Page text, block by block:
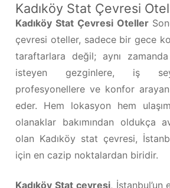
Kadıköy Stat Çevresi
Kadıköy Stat Çevresi Oteller
çevresi oteller, sadece bir gece
taraftarlara değil; aynı
isteyen gezginlere, iş
profesyonellere ve konfor
eder. Hem lokasyon hem
olanaklar bakımından oldukça
olan Kadıköy stat çevresi,
için en cazip noktalardan biridir.
Kadıköy Stat çevresi, İstanbul’un